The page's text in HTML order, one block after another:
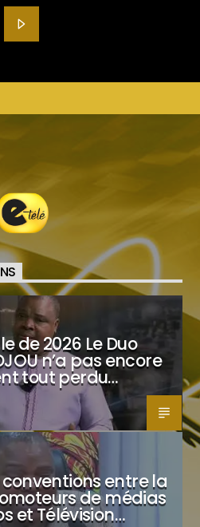
de 2026 Le Duo
n’a pas encore
tout perdu…
entre la
de médias
et Télévision…